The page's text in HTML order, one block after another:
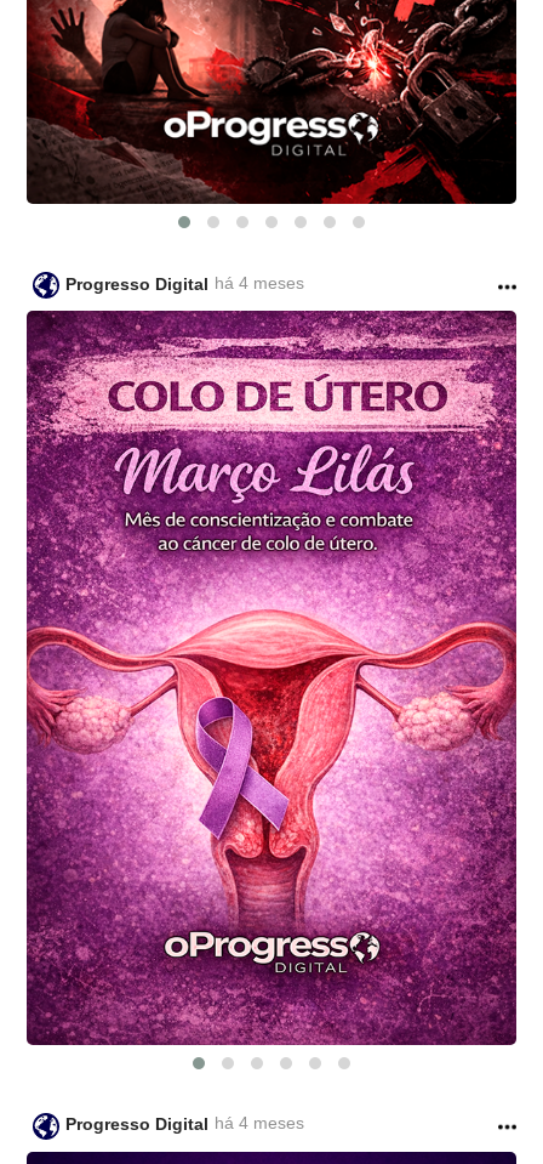
Progresso Digital há 4 meses
Progresso Digital há 4 meses